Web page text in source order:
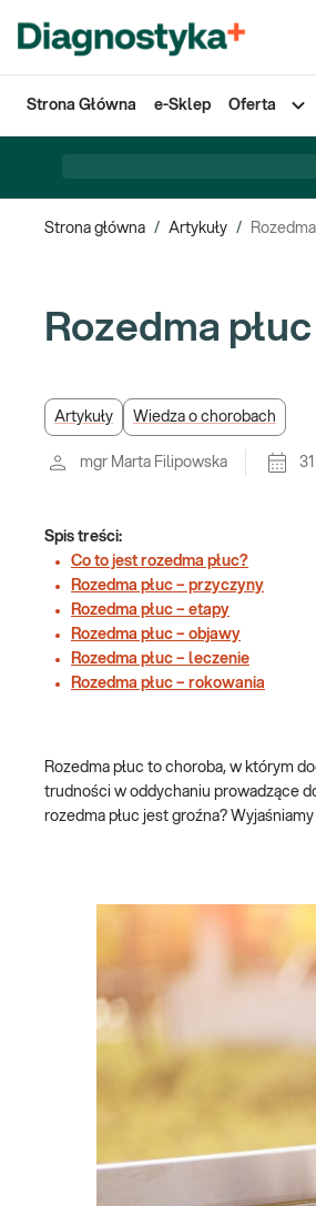
Strona Główna e-Sklep Oferta
Strona główna / Artykuły /
Rozedma
Artykuły Wiedza o chorobach
mgr Marta Filipowska
Spis treści:
Co to jest rozedma płuc?
Rozedma płuc – przyczyny
Rozedma płuc – etapy
Rozedma płuc – objawy
Rozedma płuc – leczenie
Rozedma płuc – rokowania
Rozedma płuc to choroba, w którym
trudności w oddychaniu prowadzące
rozedma płuc jest groźna?